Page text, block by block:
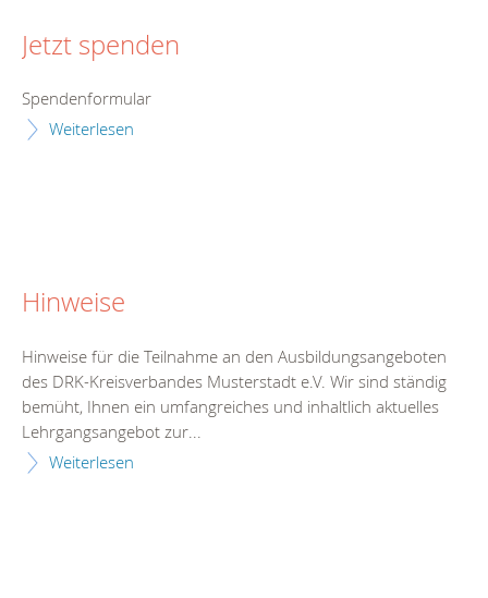
Jetzt spenden
Spendenformular
Weiterlesen
Hinweise
Hinweise für die Teilnahme an den Ausbildungsangeboten
des DRK-Kreisverbandes Musterstadt e.V. Wir sind ständig
bemüht, Ihnen ein umfangreiches und inhaltlich aktuelles
Lehrgangsangebot zur...
Weiterlesen